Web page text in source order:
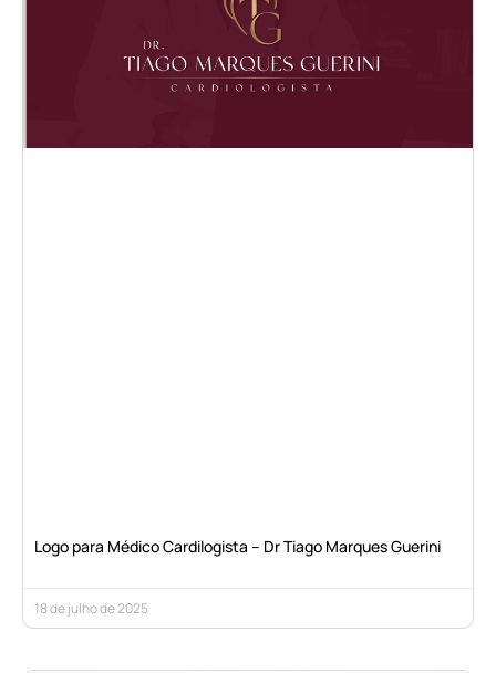
Logo para Médico Cardilogista – Dr Tiago Marques Guerini
18 de julho de 2025